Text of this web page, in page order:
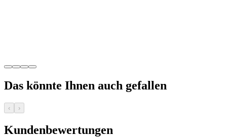
Das könnte Ihnen auch gefallen
‹ ›
Kundenbewertungen